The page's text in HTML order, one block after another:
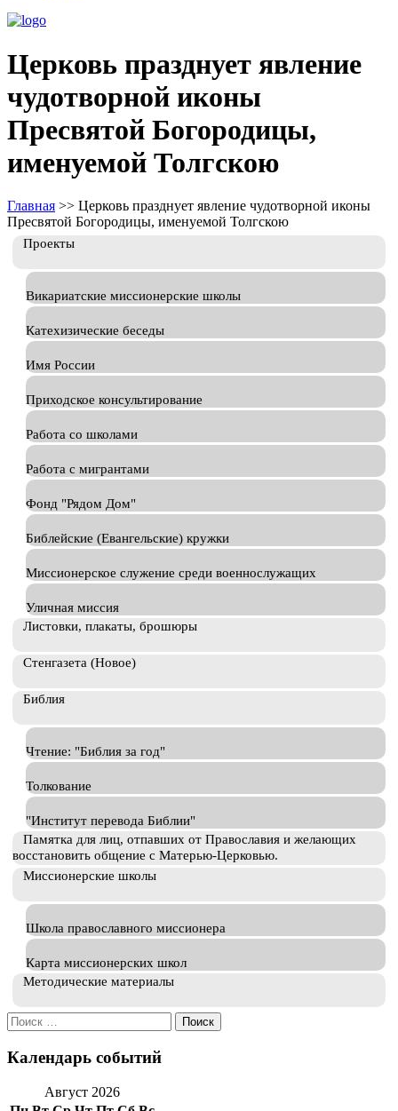
Церковь празднует явление
чудотворной иконы
Пресвятой Богородицы,
именуемой Толгскою
Главная >> Церковь празднует явление чудотворной иконы
Пресвятой Богородицы, именуемой Толгскою
Проекты
Викариатские миссионерские школы
Катехизические беседы
Имя России
Приходское консультирование
Работа со школами
Работа с мигрантами
Фонд "Рядом Дом"
Библейские (Евангельские) кружки
Миссионерское служение среди военнослужащих
Уличная миссия
Листовки, плакаты, брошюры
Стенгазета (Новое)
Библия
Чтение: "Библия за год"
Толкование
"Институт перевода Библии"
Памятка для лиц, отпавших от Православия и желающих
восстановить общение с Матерью-Церковью.
Миссионерские школы
Школа православного миссионера
Карта миссионерских школ
Методические материалы
Искать:
Календарь событий
Август 2026